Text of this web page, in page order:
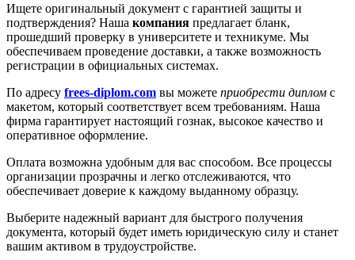
Ищете оригинальный документ с гарантией защиты и
подтверждения? Наша компания предлагает бланк,
прошедший проверку в университете и техникуме. Мы
обеспечиваем проведение доставки, а также возможность
регистрации в официальных системах.
По адресу frees-diplom.com вы можете приобрести диплом с
макетом, который соответствует всем требованиям. Наша
фирма гарантирует настоящий гознак, высокое качество и
оперативное оформление.
Оплата возможна удобным для вас способом. Все процессы
организации прозрачны и легко отслеживаются, что
обеспечивает доверие к каждому выданному образцу.
Выберите надежный вариант для быстрого получения
документа, который будет иметь юридическую силу и станет
вашим активом в трудоустройстве.